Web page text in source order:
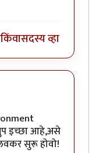
किंवासदस्य व्हा
इच्छा आहे,असे
सुरू होवो!